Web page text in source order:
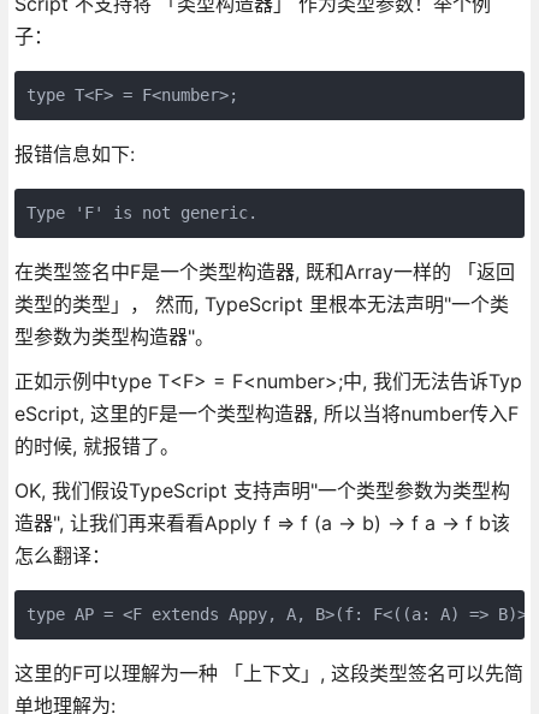
子：
type T<F> = F<number>;
报错信息如下:
Type 'F' is not generic.
在类型签名中F是一个类型构造器, 既和Array一样的 「返回
类型的类型」， 然而, TypeScript 里根本无法声明"一个类
型参数为类型构造器"。
正如示例中type T<F> = F<number>;中, 我们无法告诉Typ
eScript, 这里的F是一个类型构造器, 所以当将number传入F
的时候, 就报错了。
OK, 我们假设TypeScript 支持声明"一个类型参数为类型构
造器", 让我们再来看看Apply f => f (a → b) → f a → f b该
怎么翻译：
type AP = <F extends Appy, A, B>(f: F<((a: A) =>
这里的F可以理解为一种 「上下文」, 这段类型签名可以先简
单地理解为: